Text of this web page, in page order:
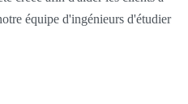
équipe d'ingénieurs d'étudier